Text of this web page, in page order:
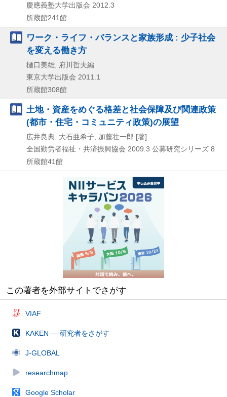
慶應義塾大学出版会 2012.3
所蔵館241館
ワーク・ライフ・バランスと家族形成 : 少子社会
を変える働き方
樋口美雄, 府川哲夫編
東京大学出版会 2011.1
所蔵館308館
土地・資産をめぐる格差と社会保障及び関連政策
(都市・住宅・コミュニティ政策)の展望
広井良典, 大石亜希子, 加藤壮一郎 [著]
全国勤労者福祉・共済振興協会 2009.3 公募研究シリーズ 8
所蔵館41館
この著者を外部サイトでさがす
VIAF
KAKEN — 研究者をさがす
J-GLOBAL
researchmap
Google Scholar